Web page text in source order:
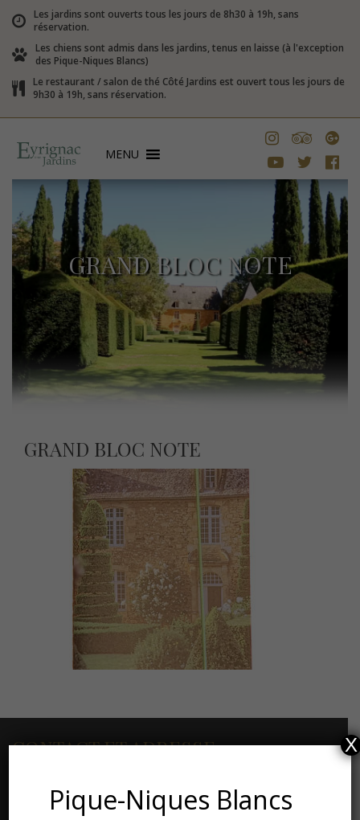
Les jardins sont ouverts tous les jours de 8h30 à 19h, sans
réservation.
Les chiens sont admis dans les jardins, tenus en laisse (à l'exception
des Pique-Niques Blancs)
Le restaurant / salon de thé Côté Jardins est ouvert tous les jours de
9h30 à 19h, sans réservation.
MENU
GRAND BLOC NOTE
GRAND BLOC NOTE
CONTACT ET ADRESSE
Les Jardins du Manoir d’Eyrignac
Pique-Niques Blancs
X